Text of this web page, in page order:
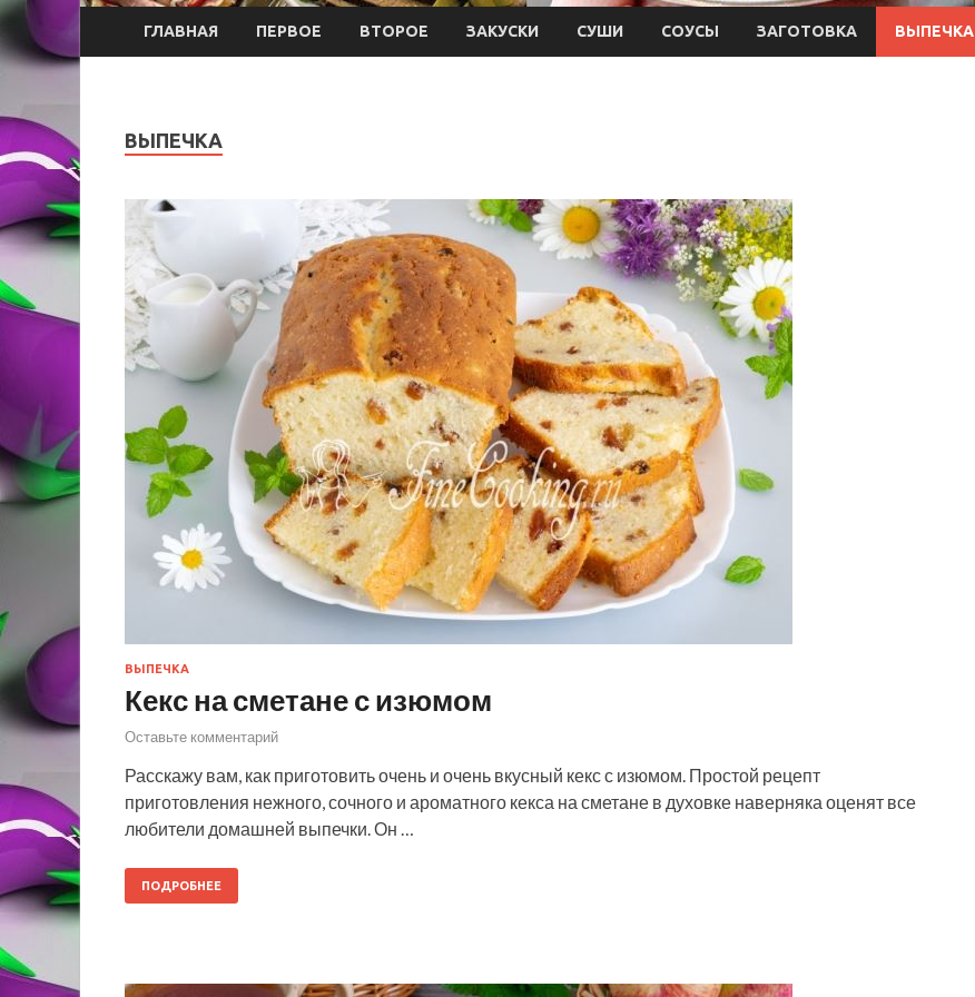
ГЛАВНАЯ ПЕРВОЕ ВТОРОЕ ЗАКУСКИ СУШИ СОУСЫ ЗАГОТОВКА ВЫПЕЧКА
ВЫПЕЧКА
ВЫПЕЧКА
Кекс на сметане с изюмом
Оставьте комментарий
Расскажу вам, как приготовить очень и очень вкусный кекс с изюмом. Простой рецепт
приготовления нежного, сочного и ароматного кекса на сметане в духовке наверняка оценят все
любители домашней выпечки. Он …
ПОДРОБНЕЕ